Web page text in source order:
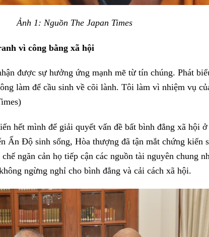
Ảnh 1: Nguồn The Japan Times
vì công bằng xã hội
được sự hưởng ứng mạnh mẽ từ tín chúng. Phát
làm để cầu sinh về cõi lành. Tôi làm vì nhiệm vụ
hết mình để giải quyết vấn đề bất bình đẳng xã hội
Ấn Độ sinh sống, Hòa thượng đã tận mắt chứng kiến
ngăn cản họ tiếp cận các nguồn tài nguyên chung
ngừng nghỉ cho bình đẳng và cải cách xã hội.